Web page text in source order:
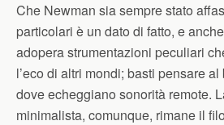
Che Newman sia sempre stato
particolari è un dato di fatto, e
adopera strumentazioni peculiari
l’eco di altri mondi; basti pensare al
dove echeggiano sonorità remote.
minimalista, comunque, rimane il